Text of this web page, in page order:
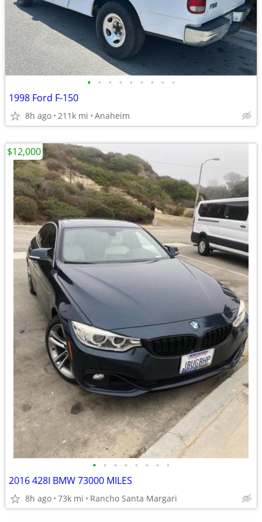
• • • • • • • • •
1998 Ford F-150
8h ago 211k mi Anaheim
• • • • • • • •
2016 428I BMW 73000 MILES
8h ago 73k mi Rancho Santa Margari
$12,000